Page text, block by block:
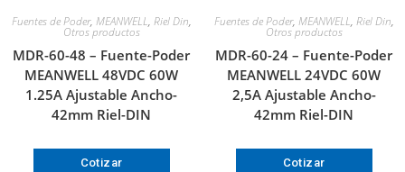
Fuentes de Poder, MEANWELL, Riel Din,
Otros productos
MDR-60-48 – Fuente-Poder
MEANWELL 48VDC 60W
1.25A Ajustable Ancho-
42mm Riel-DIN
Cotizar
Fuentes de Poder, MEANWELL, Riel Din,
Otros productos
MDR-60-24 – Fuente-Poder
MEANWELL 24VDC 60W
2,5A Ajustable Ancho-
42mm Riel-DIN
Cotizar